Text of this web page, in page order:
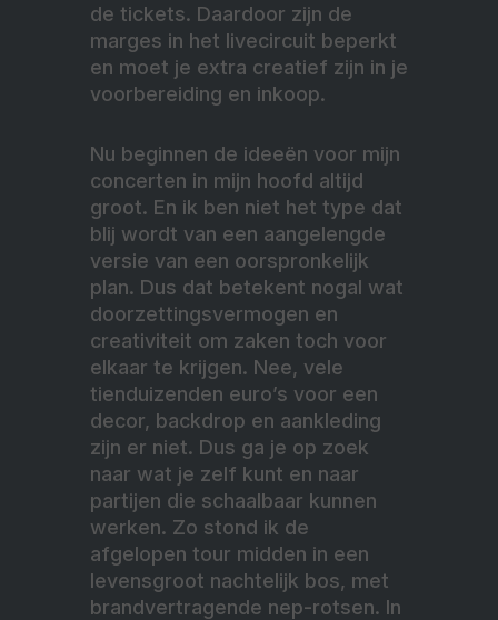
de tickets. Daardoor zijn de
marges in het livecircuit beperkt
en moet je extra creatief zijn in je
voorbereiding en inkoop.
Nu beginnen de ideeën voor mijn
concerten in mijn hoofd altijd
groot. En ik ben niet het type dat
blij wordt van een aangelengde
versie van een oorspronkelijk
plan. Dus dat betekent nogal wat
doorzettingsvermogen en
creativiteit om zaken toch voor
elkaar te krijgen. Nee, vele
tienduizenden euro’s voor een
decor, backdrop en aankleding
zijn er niet. Dus ga je op zoek
naar wat je zelf kunt en naar
partijen die schaalbaar kunnen
werken. Zo stond ik de
afgelopen tour midden in een
levensgroot nachtelijk bos, met
brandvertragende nep-rotsen. In